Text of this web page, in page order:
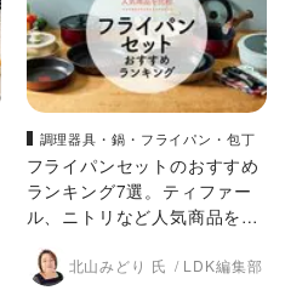
調理器具・鍋・フライパン・包丁
フライパンセットのおすすめ
ランキング7選。ティファー
ル、ニトリなど人気商品をLD
北山みどり 氏 LDK編集部